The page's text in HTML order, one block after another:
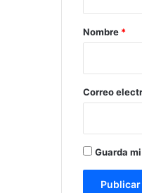
r
*
Nombre *
Correo
Guarda